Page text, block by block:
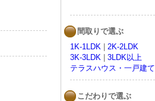
間取りで選ぶ
1K-1LDK
2K-2LDK
3K-3LDK
3LDK以上
テラスハウス・一戸建て
こだわりで選ぶ